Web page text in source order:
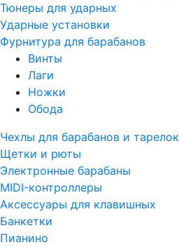
Тюнеры для ударных
Ударные установки
Фурнитура для барабанов
Винты
Лаги
Ножки
Обода
Чехлы для барабанов и тарелок
Щетки и рюты
Электронные барабаны
MIDI-контроллеры
Аксессуары для клавишных
Банкетки
Пианино